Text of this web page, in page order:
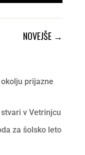
NOVEJŠE →
prijazne
v Vetrinjcu
za šolsko leto